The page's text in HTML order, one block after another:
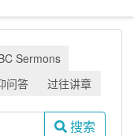
Sermons
问答 过往讲章
搜索